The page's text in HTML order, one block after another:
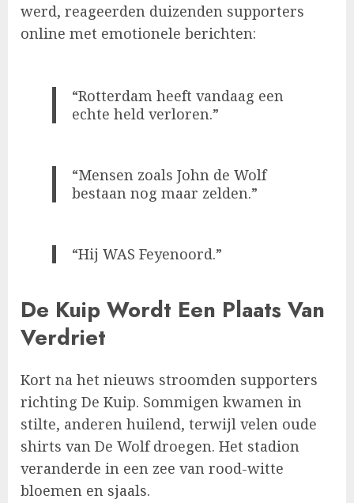
werd, reageerden duizenden supporters
online met emotionele berichten:
“Rotterdam heeft vandaag een
echte held verloren.”
“Mensen zoals John de Wolf
bestaan nog maar zelden.”
“Hij WAS Feyenoord.”
De Kuip Wordt Een Plaats Van
Verdriet
Kort na het nieuws stroomden supporters
richting De Kuip. Sommigen kwamen in
stilte, anderen huilend, terwijl velen oude
shirts van De Wolf droegen. Het stadion
veranderde in een zee van rood-witte
bloemen en sjaals.